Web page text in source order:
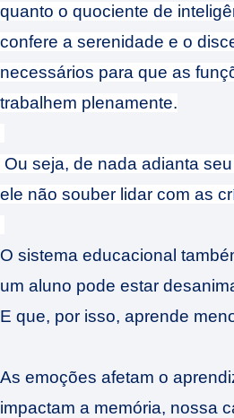
quanto o quociente de
confere a serenidade e o
necessários para que as
trabalhem plenamente.
Ou seja, de nada adianta
ele não souber lidar com as
O sistema educacional
um aluno pode estar
E que, por isso, aprende
As emoções afetam o
impactam a memória, nossa